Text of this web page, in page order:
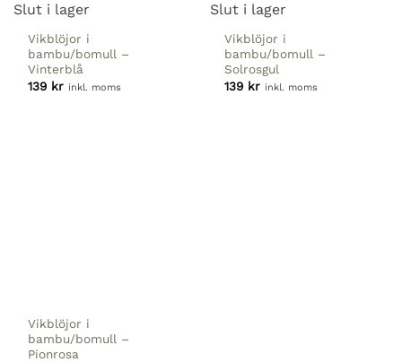
Slut i lager
Vikblöjor i
bambu/bomull –
Vinterblå
139 kr inkl. moms
Slut i lager
Vikblöjor i
bambu/bomull –
Solrosgul
139 kr inkl. moms
Vikblöjor i
bambu/bomull –
Pionrosa